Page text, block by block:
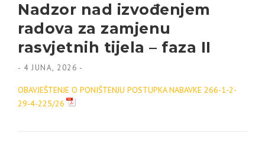
Nadzor nad izvođenjem
radova za zamjenu
rasvjetnih tijela – faza II
- 4 JUNA, 2026 -
OBAVJEŠTENJE O PONIŠTENJU POSTUPKA NABAVKE 266-1-2-
29-4-225/26